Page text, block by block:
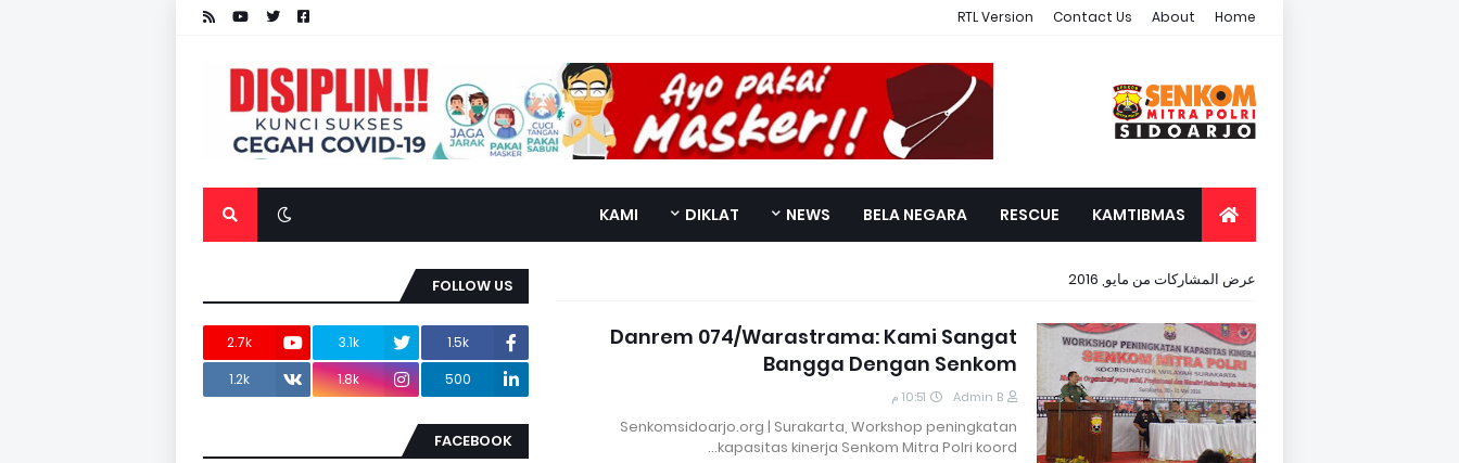
Home
About
Contact Us
RTL Version
KAMTIBMAS
RESCUE
BELA NEGARA
NEWS
DIKLAT
KAMI
عرض المشاركات من مايو, 2016
Danrem 074/Warastrama: Kami Sangat
Bangga Dengan Senkom
Admin B 10:51 م
Senkomsidoarjo.org | Surakarta, Workshop peningkatan
kapasitas kinerja Senkom Mitra Polri koord…
FOLLOW US
1.5k
3.1k
2.7k
500
1.8k
1.2k
FACEBOOK